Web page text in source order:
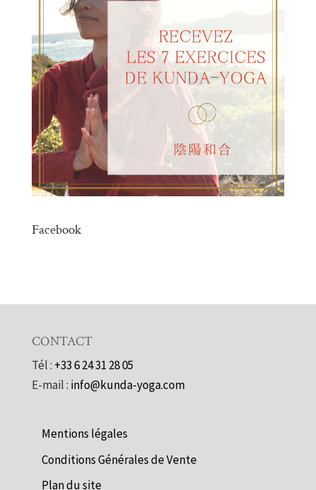
Facebook
CONTACT
Tél : +33 6 24 31 28 05
E-mail : info@kunda-yoga.com
Mentions légales
Conditions Générales de Vente
Plan du site